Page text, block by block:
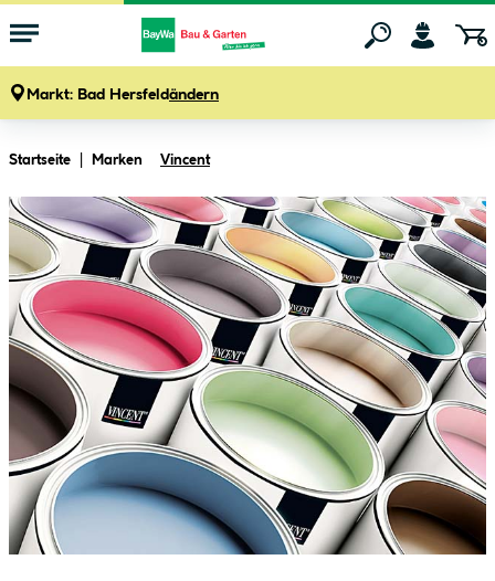
Markt: Bad Hersfeldändern
Startseite Marken Vincent